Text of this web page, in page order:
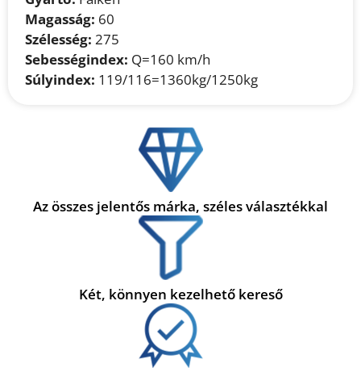
Magasság: 60
Szélesség: 275
Sebességindex: Q=160 km/h
Súlyindex: 119/116=1360kg/1250kg
Az összes jelentős márka, széles választékkal
Két, könnyen kezelhető kereső